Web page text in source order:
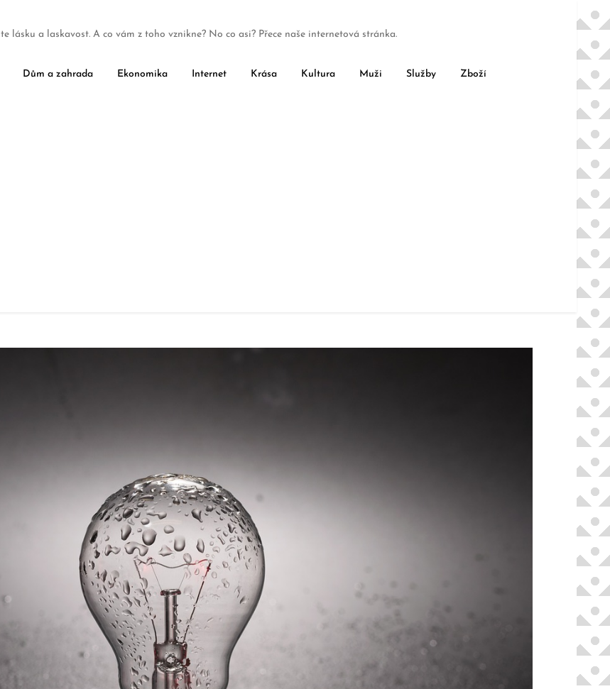
lásku a laskavost. A co vám z toho vznikne? No co asi? Přece naše internetová stránka.
Dům a zahrada Ekonomika Internet Krása Kultura Muži Služby Zboží